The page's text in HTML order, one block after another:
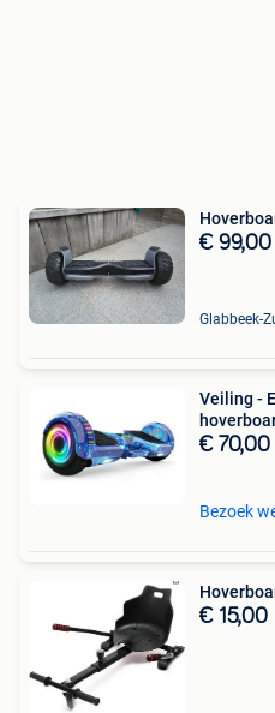
€ 99,00
Glabbeek-
Veiling - Elektrisch skateboard
€ 70,00
Bezoek
€ 15,00